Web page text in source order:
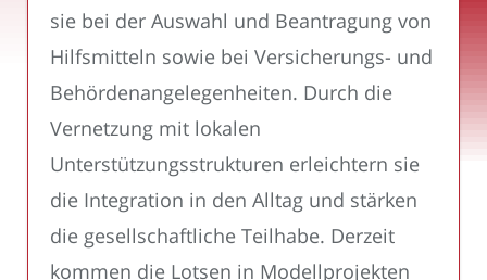
sie bei der Auswahl und Beantragung von
Hilfsmitteln sowie bei Versicherungs- und
Behördenangelegenheiten. Durch die
Vernetzung mit lokalen
Unterstützungsstrukturen erleichtern sie
die Integration in den Alltag und stärken
die gesellschaftliche Teilhabe. Derzeit
kommen die Lotsen in Modellprojekten